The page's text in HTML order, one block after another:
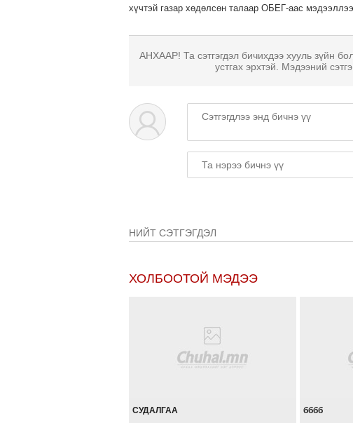
хүчтэй газар хөдөлсөн талаар ОБЕГ-аас
АНХААР! Та сэтгэгдэл бичихдээ хууль зүйн
устгах эрхтэй. Мэдээний
НИЙТ СЭТГЭГДЭЛ
ХОЛБООТОЙ МЭДЭЭ
СУДАЛГАА бббб